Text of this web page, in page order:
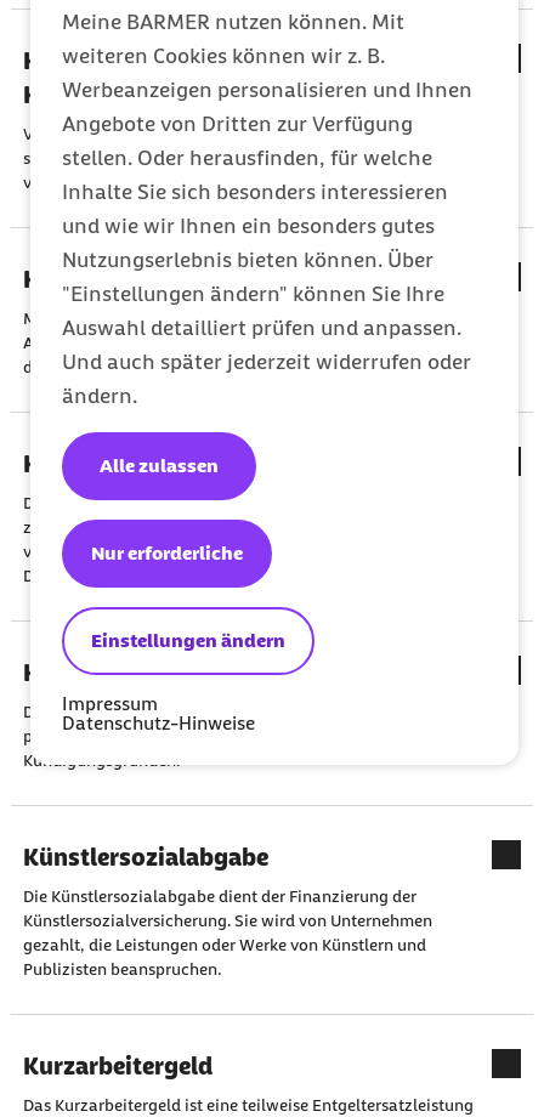
Meine BARMER nutzen können. Mit
weiteren Cookies können wir z. B.
Werbeanzeigen personalisieren und Ihnen
Angebote von Dritten zur Verfügung
stellen. Oder herausfinden, für welche
Inhalte Sie sich besonders interessieren
und wie wir Ihnen ein besonders gutes
Nutzungserlebnis bieten können. Über
"Einstellungen ändern" können Sie Ihre
Auswahl detailliert prüfen und anpassen.
Und auch später jederzeit widerrufen oder
ändern.
Einstellungen ändern
Nur erforderliche
Alle zulassen
Impressum
Datenschutz-Hinweise
Krankenkassenwahl und
Krankenkassenwahlrecht
Versicherungspflichtige und Versicherungsberechtigte können
sich eine Krankenkasse auswählen. Sofern diese Krankenkasse
vom Mitglied wählbar ist, darf sie die Wahl nicht ablehnen.
Kündigung des Arbeitsverhältnisses
Mit dem Ausspruch einer Kündigung wird das
Arbeitsverhältnis einseitig - durch den Arbeitgeber oder durch
den Arbeitnehmer - beendet.
Kündigungsfristen
Die Grundkündigungsfrist beträgt vier Wochen zum 15. oder
zum Ende eines Kalendermonats. Für den Arbeitgeber
verlängern sich die gesetzlichen Kündigungsfristen je nach
Dauer des Beschäftigungsverhältnisses mit dem Arbeitnehmer.
Kündigungsgründe
Das Kündigungsschutzgesetz (KSchG) unterscheidet zwischen
personen-, krankheits-, verhaltens- und betriebsbedingten
Kündigungsgründen.
Künstlersozialabgabe
Die Künstlersozialabgabe dient der Finanzierung der
Künstlersozialversicherung. Sie wird von Unternehmen
gezahlt, die Leistungen oder Werke von Künstlern und
Publizisten beanspruchen.
Kurzarbeitergeld
Das Kurzarbeitergeld ist eine teilweise Entgeltersatzleistung